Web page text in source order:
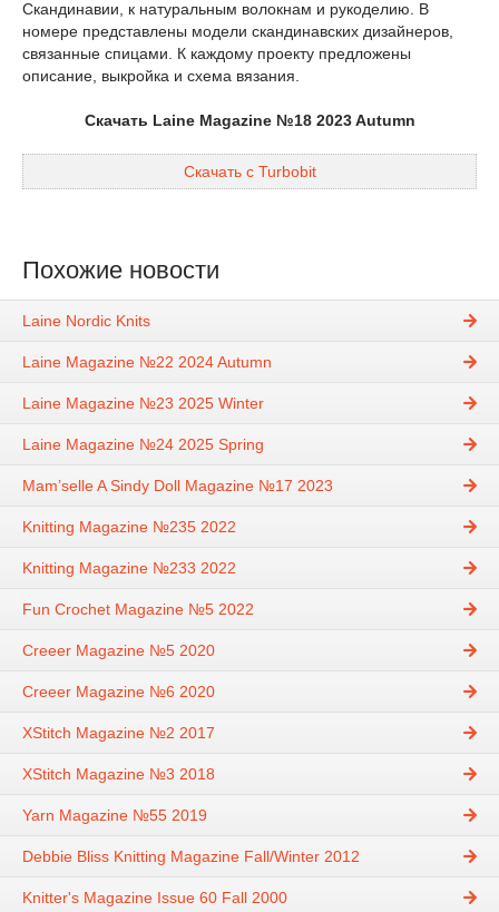
Скандинавии, к натуральным волокнам и рукоделию. В
номере представлены модели скандинавских дизайнеров,
связанные спицами. К каждому проекту предложены
описание, выкройка и схема вязания.
Скачать Laine Magazine №18 2023 Autumn
Скачать с Turbobit
Похожие новости
Laine Nordic Knits
Laine Magazine №22 2024 Autumn
Laine Magazine №23 2025 Winter
Laine Magazine №24 2025 Spring
Mam’selle A Sindy Doll Magazine №17 2023
Knitting Magazine №235 2022
Knitting Magazine №233 2022
Fun Crochet Magazine №5 2022
Creeer Magazine №5 2020
Creeer Magazine №6 2020
XStitch Magazine №2 2017
XStitch Magazine №3 2018
Yarn Magazine №55 2019
Debbie Bliss Knitting Magazine Fall/Winter 2012
Knitter's Magazine Issue 60 Fall 2000